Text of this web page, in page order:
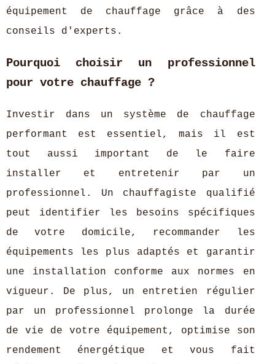
équipement de chauffage grâce à des
conseils d'experts.
Pourquoi choisir un professionnel
pour votre chauffage ?
Investir dans un système de chauffage
performant est essentiel, mais il est
tout aussi important de le faire
installer et entretenir par un
professionnel. Un chauffagiste qualifié
peut identifier les besoins spécifiques
de votre domicile, recommander les
équipements les plus adaptés et garantir
une installation conforme aux normes en
vigueur. De plus, un entretien régulier
par un professionnel prolonge la durée
de vie de votre équipement, optimise son
rendement énergétique et vous fait